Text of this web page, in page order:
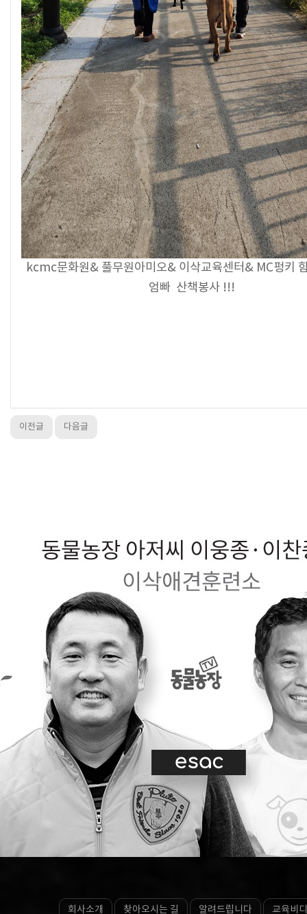
kcmc문화원& 풀무원아미오& 이삭교육센터& MC펑키
엄빠 산책봉사 !!!
이전글 다음글
회사소개 찾아오시는 길 알려드립니다 교육비